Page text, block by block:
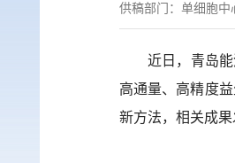
供稿部门： 单细胞中
近日，青岛
高通量、高精度
新方法，相关成